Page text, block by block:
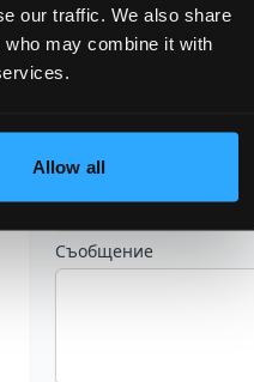
our traffic. We also share
may combine it with
Allow all
Имейл
Телефон
Съобщение